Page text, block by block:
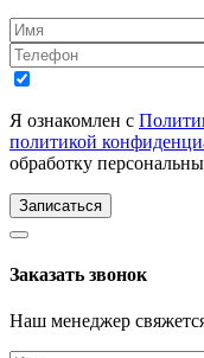
Я ознакомлен с
политикой
обработку
Записаться
Заказать звонок
Наш менеджер